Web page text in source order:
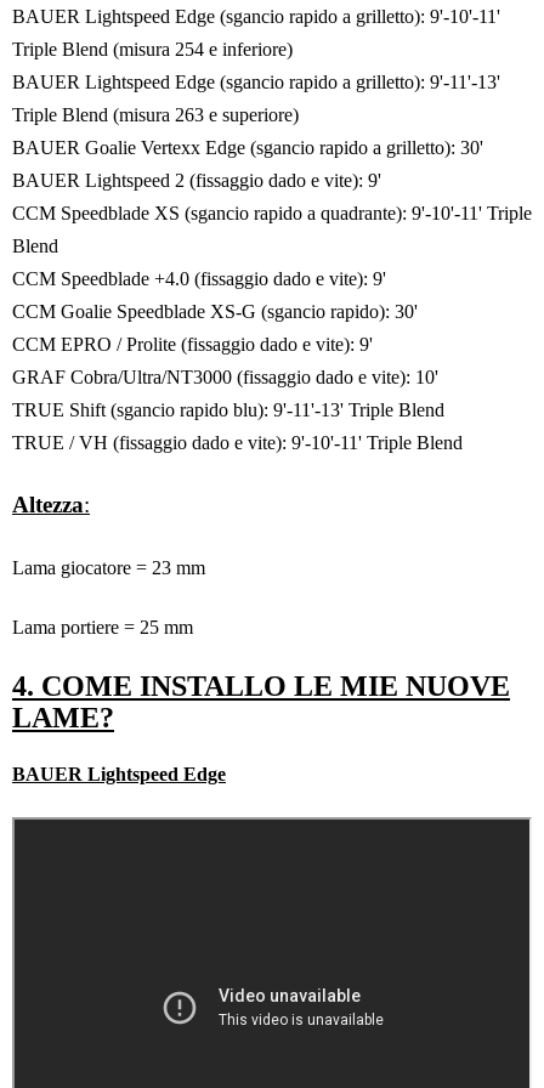
BAUER Lightspeed Edge (sgancio rapido a grilletto): 9'-10'-11'
Triple Blend (misura 254 e inferiore)
BAUER Lightspeed Edge (sgancio rapido a grilletto): 9'-11'-13'
Triple Blend (misura 263 e superiore)
BAUER Goalie Vertexx Edge (sgancio rapido a grilletto): 30'
BAUER Lightspeed 2 (fissaggio dado e vite): 9'
CCM Speedblade XS (sgancio rapido a quadrante): 9'-10'-11' Triple
Blend
CCM Speedblade +4.0 (fissaggio dado e vite): 9'
CCM Goalie Speedblade XS-G (sgancio rapido): 30'
CCM EPRO / Prolite (fissaggio dado e vite): 9'
GRAF Cobra/Ultra/NT3000 (fissaggio dado e vite): 10'
TRUE Shift (sgancio rapido blu): 9'-11'-13' Triple Blend
TRUE / VH (fissaggio dado e vite): 9'-10'-11' Triple Blend
Altezza:
Lama giocatore = 23 mm
Lama portiere = 25 mm
4. COME INSTALLO LE MIE NUOVE
LAME?
BAUER Lightspeed Edge